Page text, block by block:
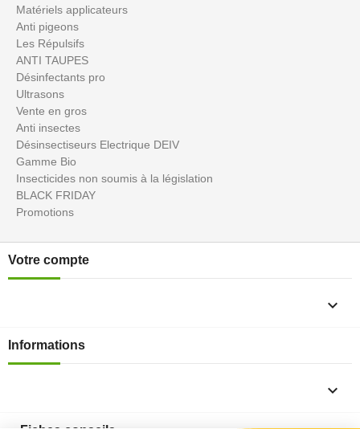
Matériels applicateurs
Anti pigeons
Les Répulsifs
ANTI TAUPES
Désinfectants pro
Ultrasons
Vente en gros
Anti insectes
Désinsectiseurs Electrique DEIV
Gamme Bio
Insecticides non soumis à la législation
BLACK FRIDAY
Promotions
Votre compte

Informations
